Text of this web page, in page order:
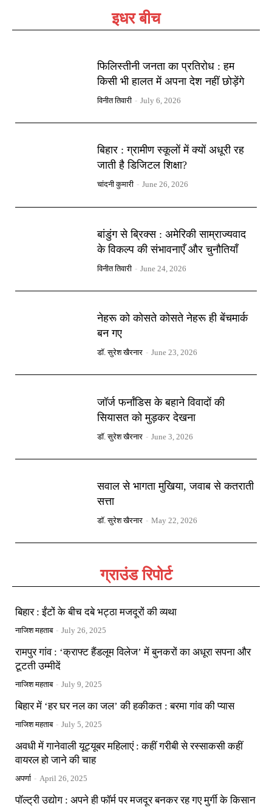
इधर बीच
फिलिस्तीनी जनता का प्रतिरोध : हम
किसी भी हालत में अपना देश नहीं छोड़ेंगे
विनीत तिवारी - July 6, 2026
बिहार : ग्रामीण स्कूलों में क्यों अधूरी रह
जाती है डिजिटल शिक्षा?
चांदनी कुमारी - June 26, 2026
बांडुंग से ब्रिक्स : अमेरिकी साम्राज्यवाद
के विकल्प की संभावनाएँ और चुनौतियाँ
विनीत तिवारी - June 24, 2026
नेहरू को कोसते कोसते नेहरू ही बेंचमार्क
बन गए
डॉ. सुरेश खैरनार - June 23, 2026
जॉर्ज फर्नांडिस के बहाने विवादों की
सियासत को मुड़कर देखना
डॉ. सुरेश खैरनार - June 3, 2026
सवाल से भागता मुखिया, जवाब से कतराती
सत्ता
डॉ. सुरेश खैरनार - May 22, 2026
ग्राउंड रिपोर्ट
बिहार : ईंटों के बीच दबे भट्ठा मजदूरों की व्यथा
नाजिश महताब - July 26, 2025
रामपुर गांव : ‘क्राफ्ट हैंडलूम विलेज’ में बुनकरों का अधूरा सपना और
टूटती उम्मीदें
नाजिश महताब - July 9, 2025
बिहार में ‘हर घर नल का जल’ की हकीकत : बरमा गांव की प्यास
नाजिश महताब - July 5, 2025
अवधी में गानेवाली यूट्यूबर महिलाएं : कहीं गरीबी से रस्साकसी कहीं
वायरल हो जाने की चाह
अपर्णा - April 26, 2025
पॉल्ट्री उद्योग : अपने ही फॉर्म पर मजदूर बनकर रह गए मुर्गी के किसान